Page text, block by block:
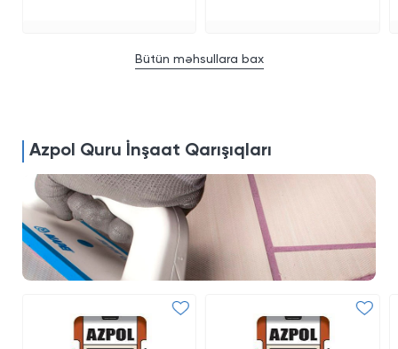
Bütün məhsullara bax
Azpol Quru İnşaat Qarışıqları